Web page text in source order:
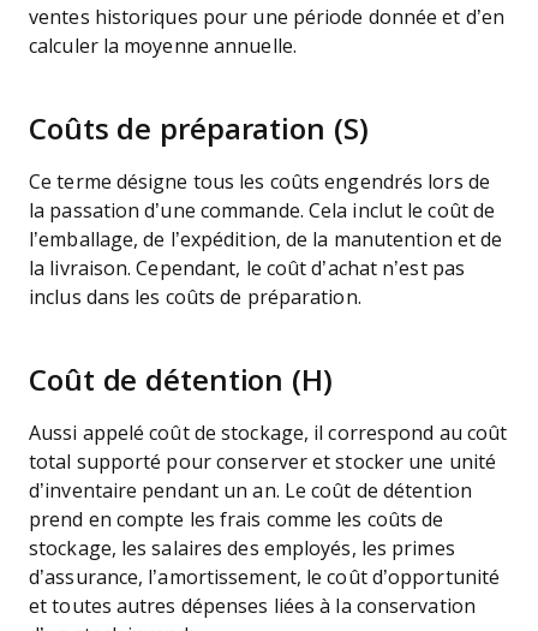
ventes historiques pour une période donnée et d’en
calculer la moyenne annuelle.
Coûts de préparation (S)
Ce terme désigne tous les coûts engendrés lors de
la passation d’une commande. Cela inclut le coût de
l’emballage, de l’expédition, de la manutention et de
la livraison. Cependant, le coût d’achat n’est pas
inclus dans les coûts de préparation.
Coût de détention (H)
Aussi appelé coût de stockage, il correspond au coût
total supporté pour conserver et stocker une unité
d’inventaire pendant un an. Le coût de détention
prend en compte les frais comme les coûts de
stockage, les salaires des employés, les primes
d’assurance, l’amortissement, le coût d’opportunité
et toutes autres dépenses liées à la conservation